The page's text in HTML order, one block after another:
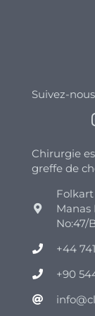
Suivez-nous
Chirurgie
greffe de
Manas
No:47/
+44
+90